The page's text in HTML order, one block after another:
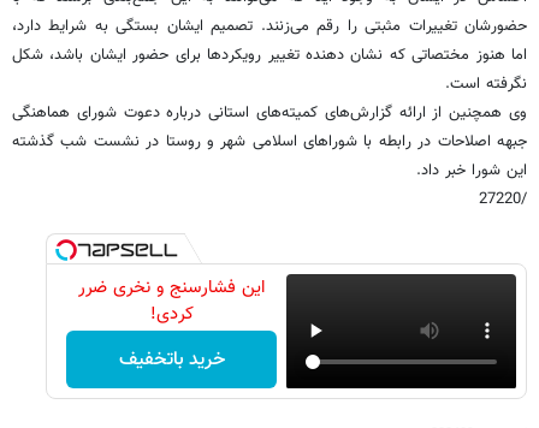
حضورشان تغییرات مثبتی را رقم می‌زنند. تصمیم ایشان بستگی به شرایط دارد،
اما هنوز مختصاتی که نشان دهنده تغییر رویکردها برای حضور ایشان باشد، شکل
نگرفته است.
وی همچنین از ارائه گزارش‌های کمیته‌های استانی درباره دعوت شورای هماهنگی
جبهه اصلاحات در رابطه با شوراهای اسلامی شهر و روستا در نشست شب گذشته
این شورا خبر داد.
/27220
این فشارسنج و نخری ضرر
کردی!
خرید باتخفیف